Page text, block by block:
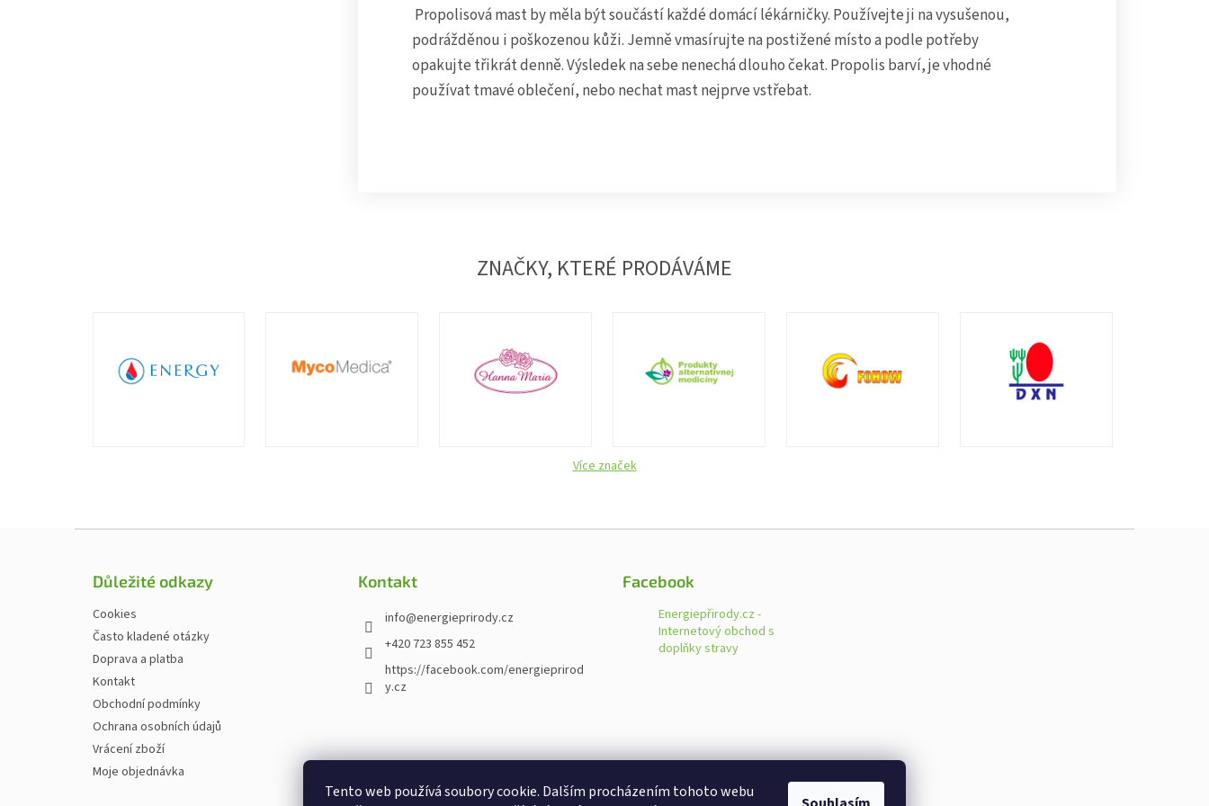
Tento web používá soubory cookie. Dalším procházením tohoto webu
Propolisová mast by měla být součástí každé domácí lékárničky. Používejte ji na vysušenou,
podrážděnou i poškozenou kůži. Jemně vmasírujte na postižené místo a podle potřeby
opakujte třikrát denně. Výsledek na sebe nenechá dlouho čekat. Propolis barví, je vhodné
používat tmavé oblečení, nebo nechat mast nejprve vstřebat.
ZNAČKY, KTERÉ PRODÁVÁME
Více značek
Důležité odkazy
Cookies
Často kladené otázky
Doprava a platba
Kontakt
Obchodní podmínky
Ochrana osobních údajů
Vrácení zboží
Moje objednávka
Kontakt
info@energieprirody.cz
+420 723 855 452
https://facebook.com/energieprirod
y.cz
Facebook
Energiepřirody.cz -
Internetový obchod s
doplňky stravy